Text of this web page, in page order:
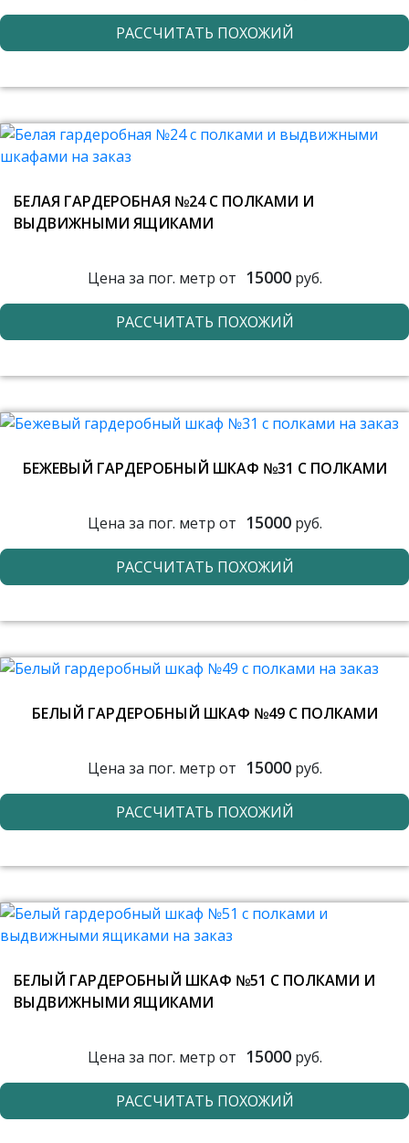
РАССЧИТАТЬ ПОХОЖИЙ
БЕЛАЯ ГАРДЕРОБНАЯ №24 С ПОЛКАМИ И
ВЫДВИЖНЫМИ ЯЩИКАМИ
Цена за пог. метр от 15000руб.
РАССЧИТАТЬ ПОХОЖИЙ
БЕЖЕВЫЙ ГАРДЕРОБНЫЙ ШКАФ №31 С ПОЛКАМИ
Цена за пог. метр от 15000руб.
РАССЧИТАТЬ ПОХОЖИЙ
БЕЛЫЙ ГАРДЕРОБНЫЙ ШКАФ №49 С ПОЛКАМИ
Цена за пог. метр от 15000руб.
РАССЧИТАТЬ ПОХОЖИЙ
БЕЛЫЙ ГАРДЕРОБНЫЙ ШКАФ №51 С ПОЛКАМИ И
ВЫДВИЖНЫМИ ЯЩИКАМИ
Цена за пог. метр от 15000руб.
РАССЧИТАТЬ ПОХОЖИЙ